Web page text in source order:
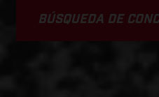
BÚSQUEDA DE